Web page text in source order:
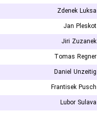
Zdenek Luksa
Jan Pleskot
Jiri Zuzanek
Tomas Regner
Daniel Unzeitig
Frantisek Pusch
Lubor Sulava